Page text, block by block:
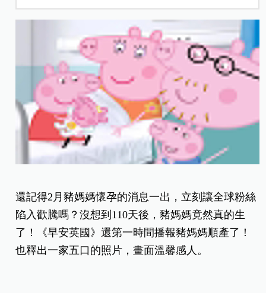
還記得2月豬媽媽懷孕的消息一出，立刻讓全球粉絲
陷入歡騰嗎？沒想到110天後，豬媽媽竟然真的生
了！《早安英國》還第一時間播報豬媽媽順產了！
也釋出一家五口的照片，畫面溫馨感人。